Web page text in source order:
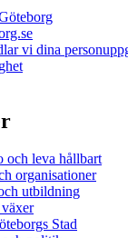
vi dina
och leva hållbart
organisationer
utbildning
Stad